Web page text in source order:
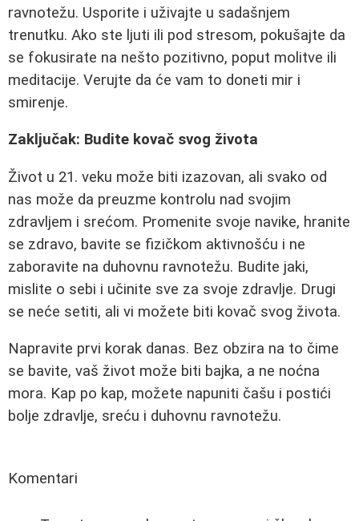
ravnotežu. Usporite i uživajte u sadašnjem
trenutku. Ako ste ljuti ili pod stresom, pokušajte da
se fokusirate na nešto pozitivno, poput molitve ili
meditacije. Verujte da će vam to doneti mir i
smirenje.
Zaključak: Budite kovač svog života
Život u 21. veku može biti izazovan, ali svako od
nas može da preuzme kontrolu nad svojim
zdravljem i srećom. Promenite svoje navike, hranite
se zdravo, bavite se fizičkom aktivnošću i ne
zaboravite na duhovnu ravnotežu. Budite jaki,
mislite o sebi i učinite sve za svoje zdravlje. Drugi
se neće setiti, ali vi možete biti kovač svog života.
Napravite prvi korak danas. Bez obzira na to čime
se bavite, vaš život može biti bajka, a ne noćna
mora. Kap po kap, možete napuniti čašu i postići
bolje zdravlje, sreću i duhovnu ravnotežu.
Komentari